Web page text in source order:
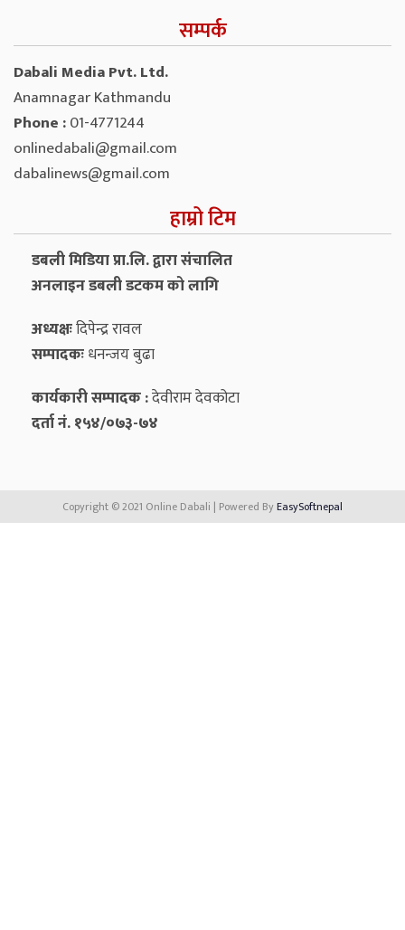
सम्पर्क
Dabali Media Pvt. Ltd.
Anamnagar Kathmandu
Phone :01-4771244
onlinedabali@gmail.com
dabalinews@gmail.com
हाम्रो टिम
डबली मिडिया प्रा.लि. द्वारा संचालित
अनलाइन डबली डटकम को लागि
अध्यक्षःदिपेन्द्र रावल
सम्पादकःधनन्‍जय बुढा
कार्यकारी सम्पादक :देवीराम देवकोटा
दर्ता नं. १५४/०७३-७४
Copyright © 2021 Online Dabali | Powered ByEasySoftnepal